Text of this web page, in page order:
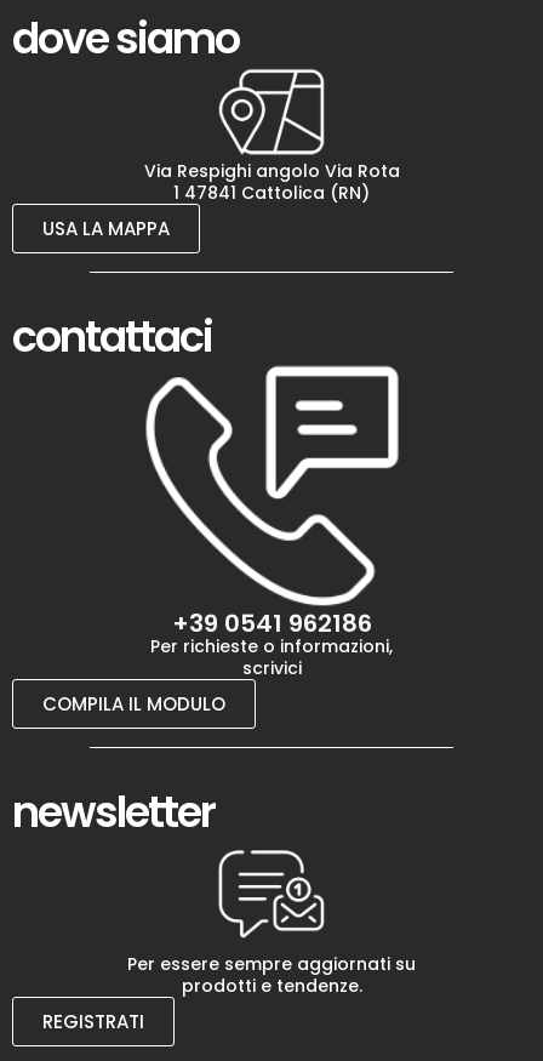
dove siamo
Via Respighi angolo Via Rota
1 47841 Cattolica (RN)
USA LA MAPPA
contattaci
+39 0541 962186
Per richieste o informazioni,
scrivici
COMPILA IL MODULO
newsletter
Per essere sempre aggiornati su
prodotti e tendenze.
REGISTRATI